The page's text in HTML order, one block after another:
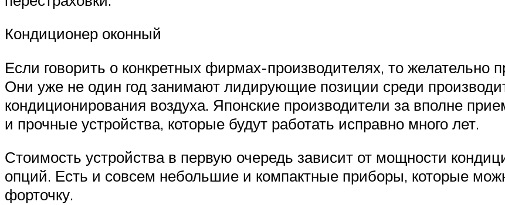
Кондиционер оконный
Если говорить о конкретных фирмах-производителях, то желательно
Они уже не один год занимают лидирующие позиции среди
кондиционирования воздуха. Японские производители за вполне
и прочные устройства, которые будут работать исправно много лет.
Стоимость устройства в первую очередь зависит от мощности
опций. Есть и совсем небольшие и компактные приборы, которые
форточку.